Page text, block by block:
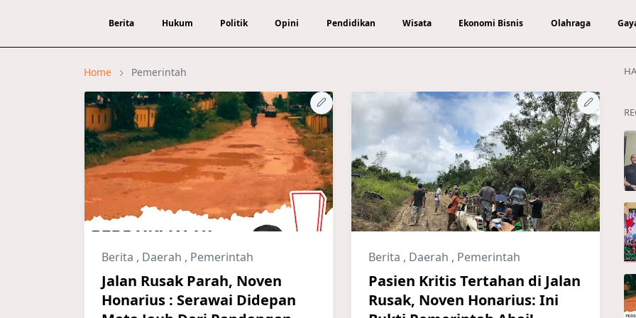
Berita Hukum Politik Opini Pendidikan Wisata Ekonomi Bisnis Olahraga
Home Pemerintah
Berita , Daerah , Pemerintah
Jalan Rusak Parah, Noven
Honarius : Serawai Didepan
Berita , Daerah , Pemerintah
Pasien Kritis Tertahan di Jalan
Rusak, Noven Honarius: Ini